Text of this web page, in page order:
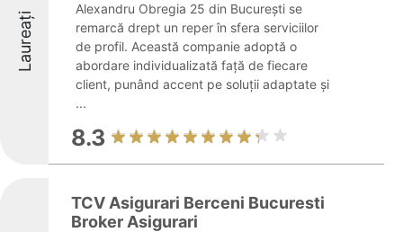
Laureați
Alexandru Obregia 25 din București se
remarcă drept un reper în sfera serviciilor
de profil. Această companie adoptă o
abordare individualizată față de fiecare
client, punând accent pe soluții adaptate și
...
8.3
TCV Asigurari Berceni Bucuresti
Broker Asigurari